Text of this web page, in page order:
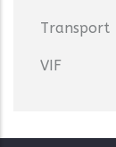
Transport
VIF